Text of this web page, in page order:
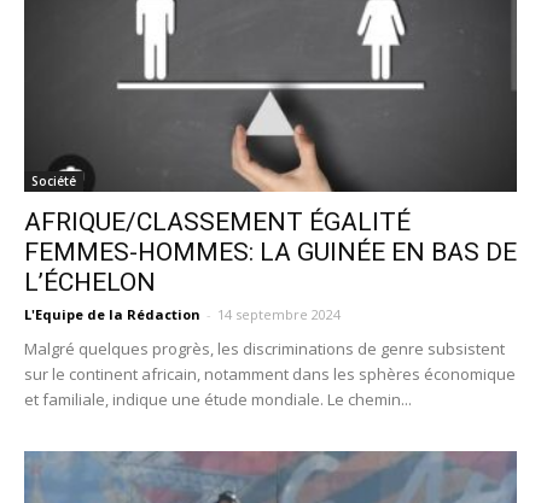
Société
AFRIQUE/CLASSEMENT ÉGALITÉ
FEMMES-HOMMES: LA GUINÉE EN BAS DE
L’ÉCHELON
L'Equipe de la Rédaction - 14 septembre 2024
Malgré quelques progrès, les discriminations de genre subsistent
sur le continent africain, notamment dans les sphères économique
et familiale, indique une étude mondiale. Le chemin...